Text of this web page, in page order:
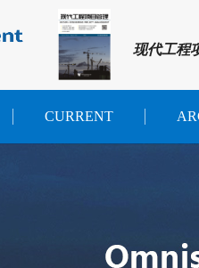
现代工程
CURRENT